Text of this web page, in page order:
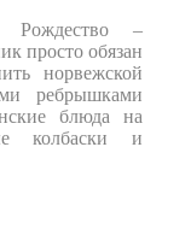
Рождество –
просто обязан
норвежской
ребрышками
блюда на
колбаски и